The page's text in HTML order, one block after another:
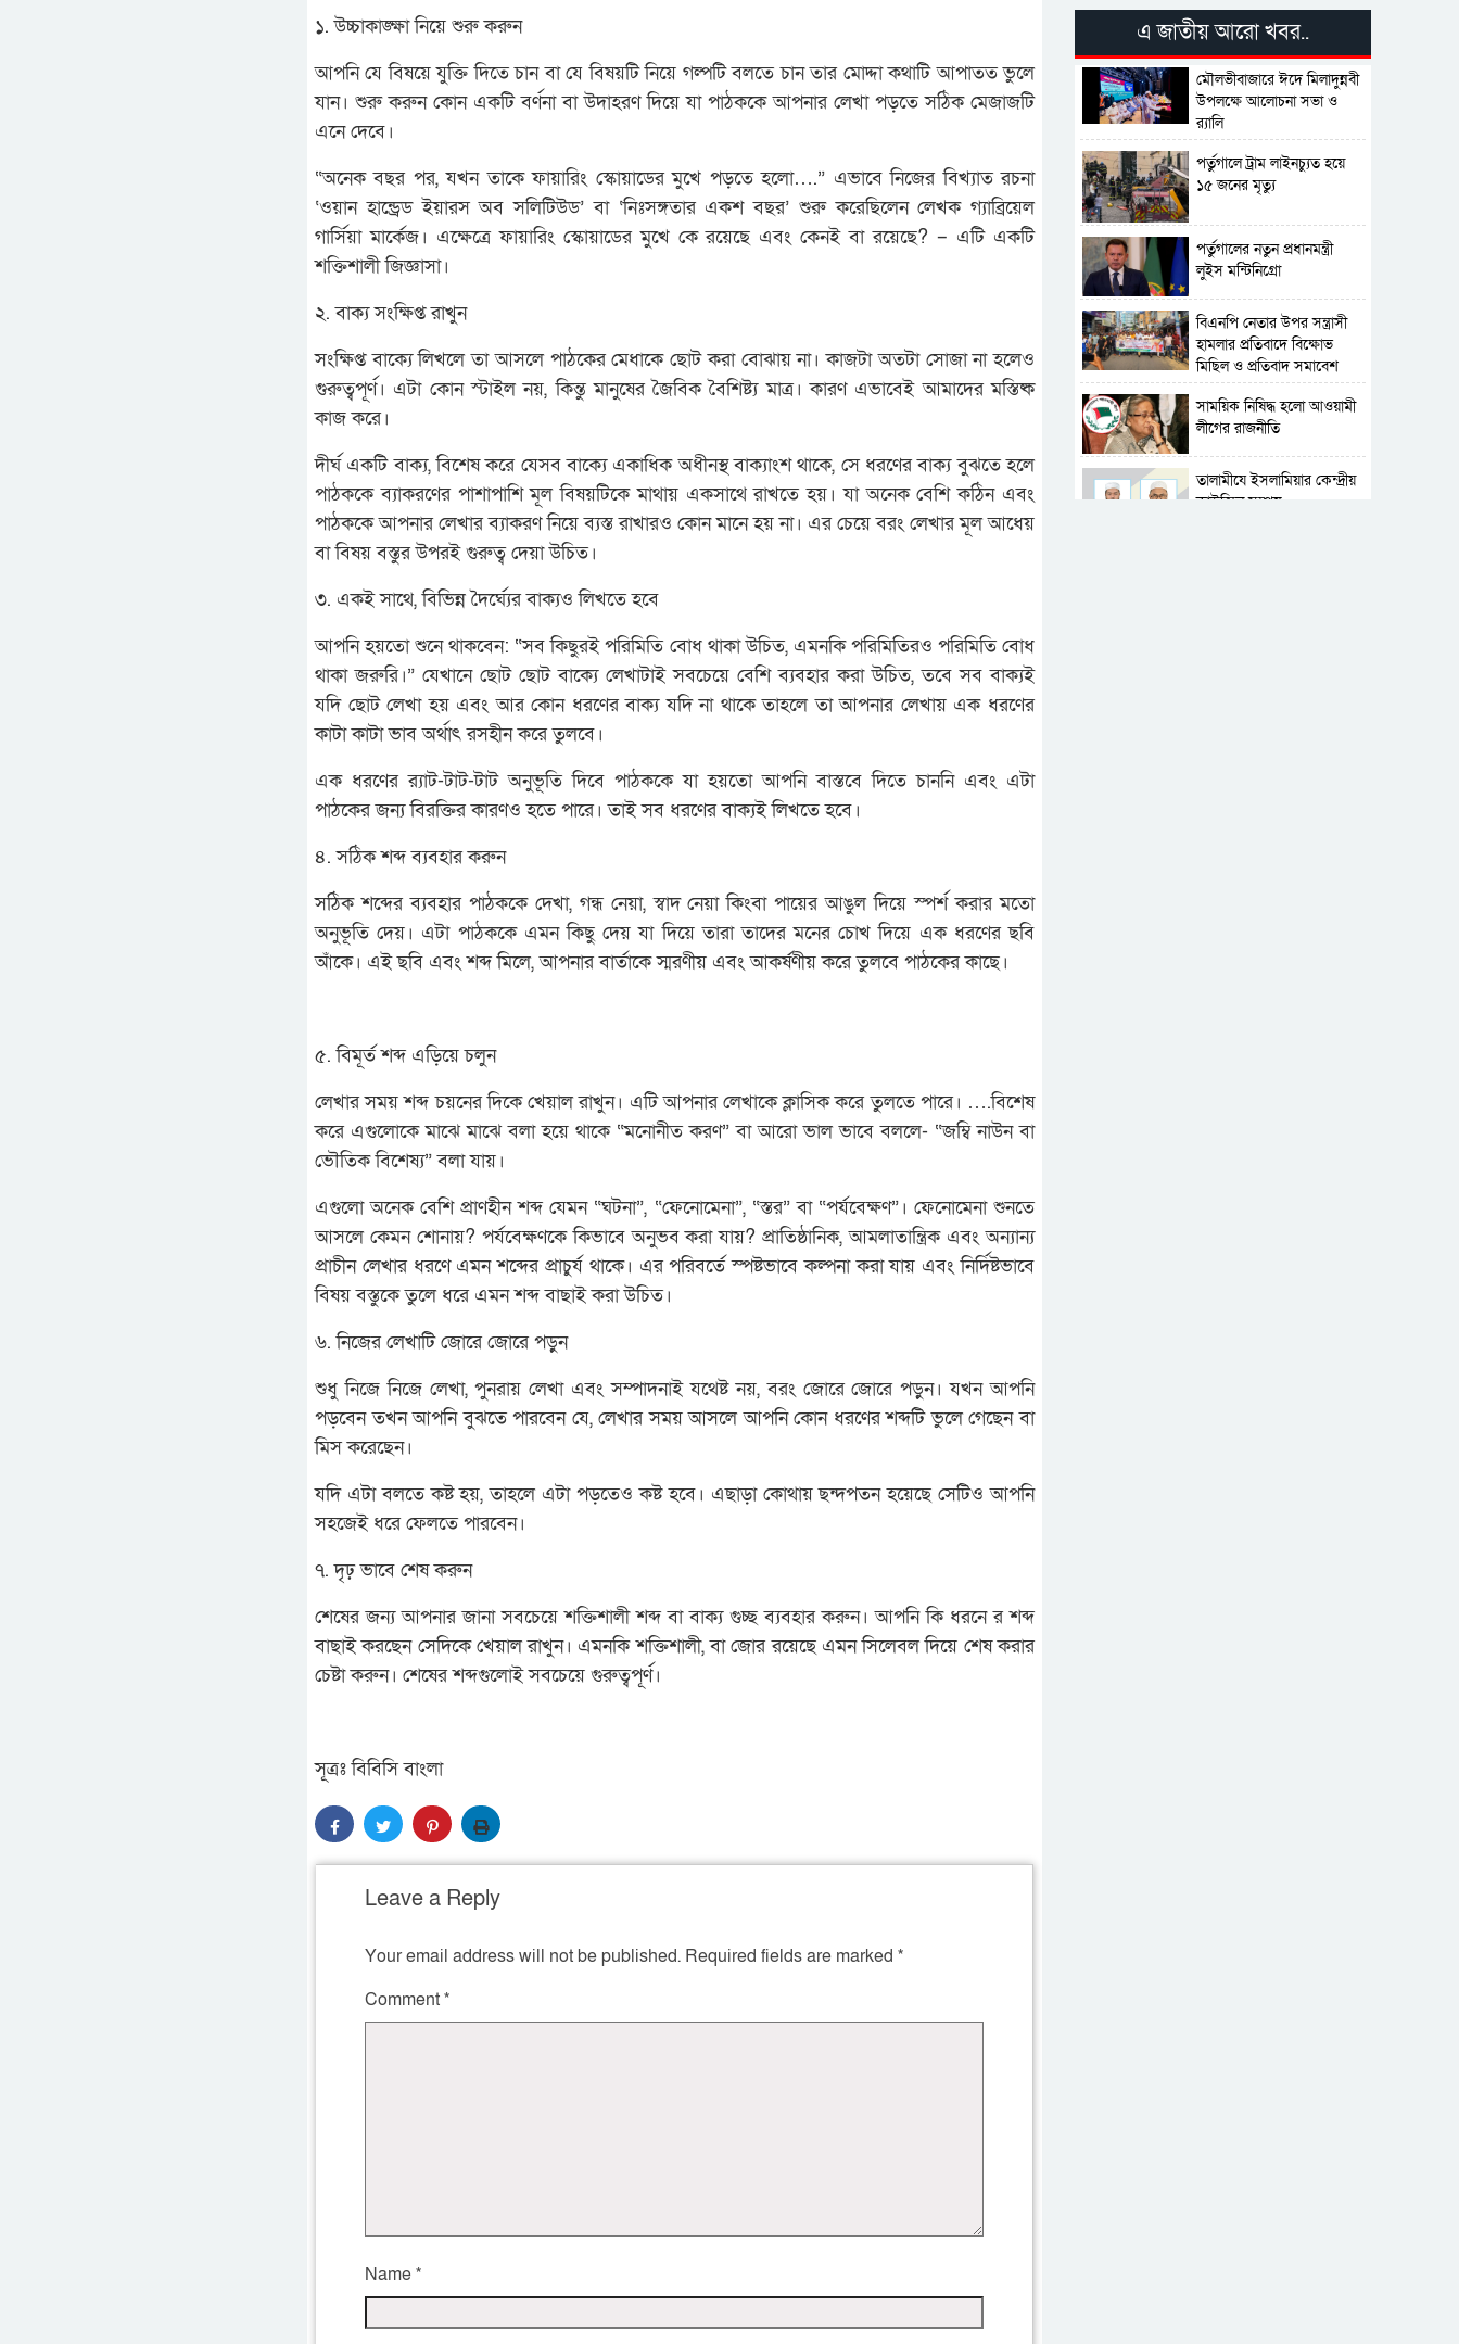
১. উচ্চাকাঙ্ক্ষা নিয়ে শুরু করুন
আপনি যে বিষয়ে যুক্তি দিতে চান বা যে বিষয়টি নিয়ে গল্পটি বলতে চান তার মোদ্দা কথাটি আপাতত ভুলে
যান। শুরু করুন কোন একটি বর্ণনা বা উদাহরণ দিয়ে যা পাঠককে আপনার লেখা পড়তে সঠিক মেজাজটি
এনে দেবে।
“অনেক বছর পর, যখন তাকে ফায়ারিং স্কোয়াডের মুখে পড়তে হলো….” এভাবে নিজের বিখ্যাত রচনা
‘ওয়ান হান্ড্রেড ইয়ারস অব সলিটিউড’ বা ‘নিঃসঙ্গতার একশ বছর’ শুরু করেছিলেন লেখক গ্যাব্রিয়েল
গার্সিয়া মার্কেজ। এক্ষেত্রে ফায়ারিং স্কোয়াডের মুখে কে রয়েছে এবং কেনই বা রয়েছে? – এটি একটি
শক্তিশালী জিজ্ঞাসা।
২. বাক্য সংক্ষিপ্ত রাখুন
সংক্ষিপ্ত বাক্যে লিখলে তা আসলে পাঠকের মেধাকে ছোট করা বোঝায় না। কাজটা অতটা সোজা না হলেও
গুরুত্বপূর্ণ। এটা কোন স্টাইল নয়, কিন্তু মানুষের জৈবিক বৈশিষ্ট্য মাত্র। কারণ এভাবেই আমাদের মস্তিষ্ক
কাজ করে।
দীর্ঘ একটি বাক্য, বিশেষ করে যেসব বাক্যে একাধিক অধীনস্থ বাক্যাংশ থাকে, সে ধরণের বাক্য বুঝতে হলে
পাঠককে ব্যাকরণের পাশাপাশি মূল বিষয়টিকে মাথায় একসাথে রাখতে হয়। যা অনেক বেশি কঠিন এবং
পাঠককে আপনার লেখার ব্যাকরণ নিয়ে ব্যস্ত রাখারও কোন মানে হয় না। এর চেয়ে বরং লেখার মূল আধেয়
বা বিষয় বস্তুর উপরই গুরুত্ব দেয়া উচিত।
৩. একই সাথে, বিভিন্ন দৈর্ঘ্যের বাক্যও লিখতে হবে
আপনি হয়তো শুনে থাকবেন: “সব কিছুরই পরিমিতি বোধ থাকা উচিত, এমনকি পরিমিতিরও পরিমিতি বোধ
থাকা জরুরি।” যেখানে ছোট ছোট বাক্যে লেখাটাই সবচেয়ে বেশি ব্যবহার করা উচিত, তবে সব বাক্যই
যদি ছোট লেখা হয় এবং আর কোন ধরণের বাক্য যদি না থাকে তাহলে তা আপনার লেখায় এক ধরণের
কাটা কাটা ভাব অর্থাৎ রসহীন করে তুলবে।
এক ধরণের র‍্যাট-টাট-টাট অনুভূতি দিবে পাঠককে যা হয়তো আপনি বাস্তবে দিতে চাননি এবং এটা
পাঠকের জন্য বিরক্তির কারণও হতে পারে। তাই সব ধরণের বাক্যই লিখতে হবে।
৪. সঠিক শব্দ ব্যবহার করুন
সঠিক শব্দের ব্যবহার পাঠককে দেখা, গন্ধ নেয়া, স্বাদ নেয়া কিংবা পায়ের আঙুল দিয়ে স্পর্শ করার মতো
অনুভূতি দেয়। এটা পাঠককে এমন কিছু দেয় যা দিয়ে তারা তাদের মনের চোখ দিয়ে এক ধরণের ছবি
আঁকে। এই ছবি এবং শব্দ মিলে, আপনার বার্তাকে স্মরণীয় এবং আকর্ষণীয় করে তুলবে পাঠকের কাছে।
৫. বিমূর্ত শব্দ এড়িয়ে চলুন
লেখার সময় শব্দ চয়নের দিকে খেয়াল রাখুন। এটি আপনার লেখাকে ক্লাসিক করে তুলতে পারে। ….বিশেষ
করে এগুলোকে মাঝে মাঝে বলা হয়ে থাকে “মনোনীত করণ” বা আরো ভাল ভাবে বললে- “জম্বি নাউন বা
ভৌতিক বিশেষ্য” বলা যায়।
এগুলো অনেক বেশি প্রাণহীন শব্দ যেমন “ঘটনা”, “ফেনোমেনা”, “স্তর” বা “পর্যবেক্ষণ”। ফেনোমেনা শুনতে
আসলে কেমন শোনায়? পর্যবেক্ষণকে কিভাবে অনুভব করা যায়? প্রাতিষ্ঠানিক, আমলাতান্ত্রিক এবং অন্যান্য
প্রাচীন লেখার ধরণে এমন শব্দের প্রাচুর্য থাকে। এর পরিবর্তে স্পষ্টভাবে কল্পনা করা যায় এবং নির্দিষ্টভাবে
বিষয় বস্তুকে তুলে ধরে এমন শব্দ বাছাই করা উচিত।
৬. নিজের লেখাটি জোরে জোরে পড়ুন
শুধু নিজে নিজে লেখা, পুনরায় লেখা এবং সম্পাদনাই যথেষ্ট নয়, বরং জোরে জোরে পড়ুন। যখন আপনি
পড়বেন তখন আপনি বুঝতে পারবেন যে, লেখার সময় আসলে আপনি কোন ধরণের শব্দটি ভুলে গেছেন বা
মিস করেছেন।
যদি এটা বলতে কষ্ট হয়, তাহলে এটা পড়তেও কষ্ট হবে। এছাড়া কোথায় ছন্দপতন হয়েছে সেটিও আপনি
সহজেই ধরে ফেলতে পারবেন।
৭. দৃঢ় ভাবে শেষ করুন
শেষের জন্য আপনার জানা সবচেয়ে শক্তিশালী শব্দ বা বাক্য গুচ্ছ ব্যবহার করুন। আপনি কি ধরনে র শব্দ
বাছাই করছেন সেদিকে খেয়াল রাখুন। এমনকি শক্তিশালী, বা জোর রয়েছে এমন সিলেবল দিয়ে শেষ করার
চেষ্টা করুন। শেষের শব্দগুলোই সবচেয়ে গুরুত্বপূর্ণ।
সূত্রঃ বিবিসি বাংলা
Leave a Reply
Your email address will not be published. Required fields are marked *
Comment*
Name*
এ জাতীয় আরো খবর..
মৌলভীবাজারে ঈদে মিলাদুন্নবী
উপলক্ষে আলোচনা সভা ও
র‍্যালি
পর্তুগালে ট্রাম লাইনচ্যুত হয়ে
১৫ জনের মৃত্যু
পর্তুগালের নতুন প্রধানমন্ত্রী
লুইস মন্টিনিগ্রো
বিএনপি নেতার উপর সন্ত্রাসী
হামলার প্রতিবাদে বিক্ষোভ
মিছিল ও প্রতিবাদ সমাবেশ
সাময়িক নিষিদ্ধ হলো আওয়ামী
লীগের রাজনীতি
‎তালামীযে ইসলামিয়ার কেন্দ্রীয়
কাউন্সিল সম্পন্ন